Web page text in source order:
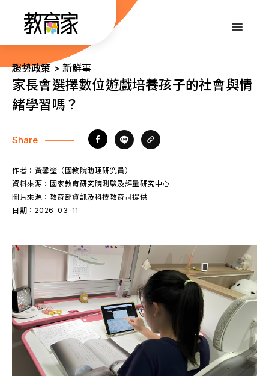
內
::: 趨勢政策 > 新鮮事
家長會選擇數位遊戲培養孩子的社會與情
緒學習嗎？
Share
作者： 黃馨瑩（國教院助理研究員）
資料來源： 國家教育研究院測驗及評量研究中心
圖片來源： 教育部資訊及科技教育司提供
日期： 2026-03-11